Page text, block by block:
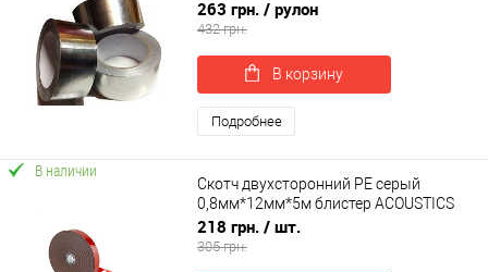
армирующей пленкой AL+ PET 75мм
(40м)
263 грн. / рулон
432 грн.
В корзину
Подробнее
В наличии
Скотч двухсторонний PE серый
0,8мм*12мм*5м блистер ACOUSTICS
CARFIX (50212B)
218 грн. / шт.
305 грн.